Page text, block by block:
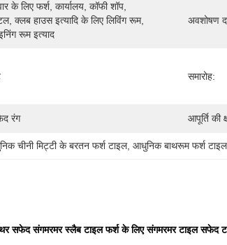
के लिए फर्श, कार्यालय, कॉफी शॉप,
क्लब हाउस इत्यादि के लिए लिविंग रूम,
रूम इत्याद
अवशोषण
समारोह:
रंग आपूर्ति की
चीनी मिट्टी के बरतन फर्श टाइल, आधुनिक बाथरूम फर्श टाइल
सफेद संगमरमर स्लैब टाइल फर्श के लिए संगमरमर टाइल सफेद